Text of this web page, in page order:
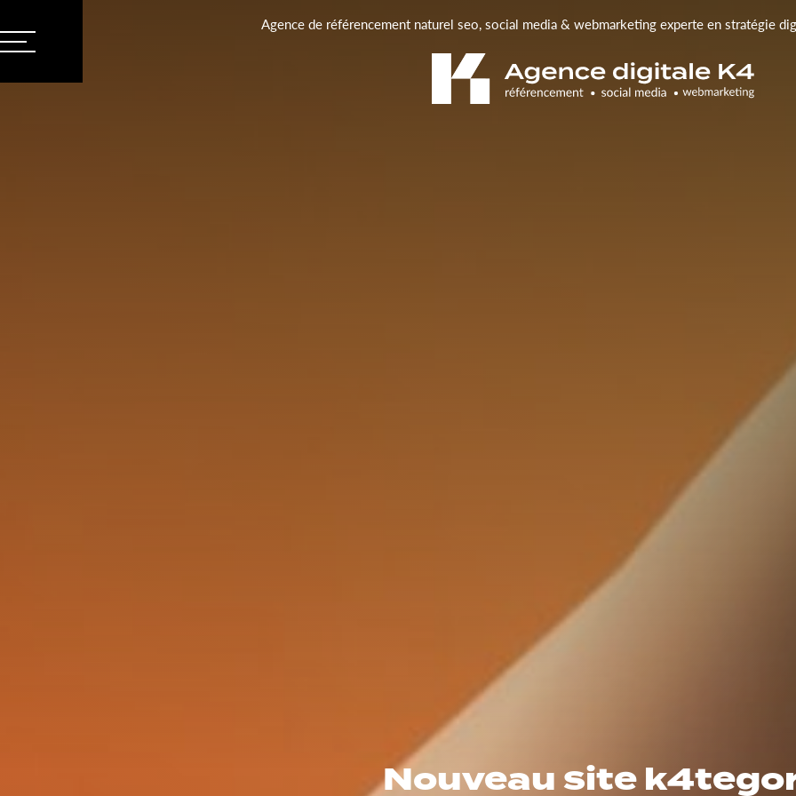
Agence de référencement naturel seo, social media & webmarketing experte en stratégie
Nouveau site